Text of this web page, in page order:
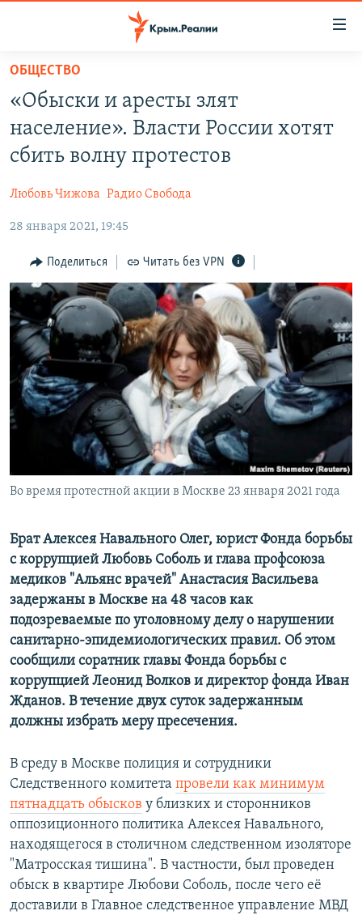
Вернуться
основному
содержанию
Вернутся
главной
Вернутся
поиску
НОВОСТИ
11 ЛЕТ ОККУПАЦИИ КРЫМА. 11 ИСТОРИЙ СОПРОТИВЛЕНИЯ
ВОДА
ЕЩЕ
ИНТЕРАКТИВ
ИНФОГРАФИКА
ТЕЛЕПРОЕКТ КРЫМ.РЕАЛИИ
СОВЕТЫ ПРАВОЗАЩИТНИКОВ
ПРОПАВШИЕ БЕЗ ВЕСТИ
ПОБЕДИТЕЛЕЙ НЕ СУДЯТ?
КРЫМ.НЕПОКОРЕННЫЙ
УКРАИНСКАЯ ПРОБЛЕМА КРЫМА
РАДІО СВОБОДА
КАК ОБОЙТИ БЛОКИРОВКУ
Українською
Qırımtatar
ПРИСОЕДИНЯЙТЕСЬ!
Все сайты RFE/RL
ОБЩЕСТВО
«Обыски и аресты злят
население». Власти России хотят
сбить волну протестов
Любовь Чижова Радио Свобода
28 января 2021, 19:45
Поделиться Читать без VPN
Во время протестной акции в Москве 23 января 2021 года
Брат Алексея Навального Олег, юрист Фонда борьбы
с коррупцией Любовь Соболь и глава профсоюза
медиков "Альянс врачей" Анастасия Васильева
задержаны в Москве на 48 часов как
подозреваемые по уголовному делу о нарушении
санитарно-эпидемиологических правил. Об этом
сообщили соратник главы Фонда борьбы с
коррупцией Леонид Волков и директор фонда Иван
Жданов. В течение двух суток задержанным
должны избрать меру пресечения.
В среду в Москве полиция и сотрудники
Следственного комитета провели как минимум
пятнадцать обысков у близких и сторонников
оппозиционного политика Алексея Навального,
находящегося в столичном следственном изоляторе
"Матросская тишина". В частности, был проведен
обыск в квартире Любови Соболь, после чего её
доставили в Главное следственное управление МВД